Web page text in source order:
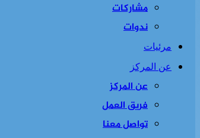
مشاركات
ندوات
مرئيات
عن المركز
عن المركز
فريق العمل
تواصل معنا